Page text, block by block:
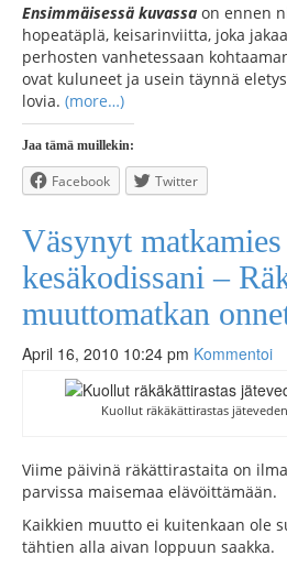
Ensimmäisessä kuvassa on ennen
hopeatäplä, keisarinviitta, joka
perhosten vanhetessaan
ovat kuluneet ja usein täynnä
lovia. (more…)
Jaa tämä muillekin:
Facebook Twitter
Väsynyt matkamies
kesäkodissani –
muuttomatkan
April 16, 2010 10:24 pm Kommentoi
Kuollut räkäkättirastas
Viime päivinä räkättirastaita on
parvissa maisemaa elävöittämään.
Kaikkien muutto ei kuitenkaan ole
tähtien alla aivan loppuun saakka.